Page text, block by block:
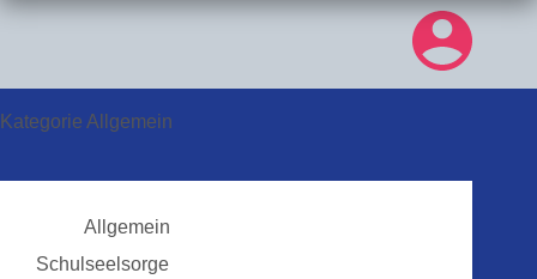
Kategorie Allgemein
Allgemein
Schulseelsorge